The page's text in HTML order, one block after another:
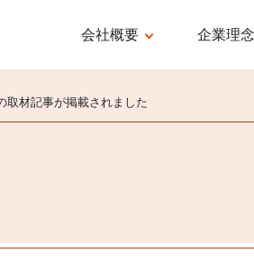
会社概要
会社沿革
企業理念
取材記事が掲載されました